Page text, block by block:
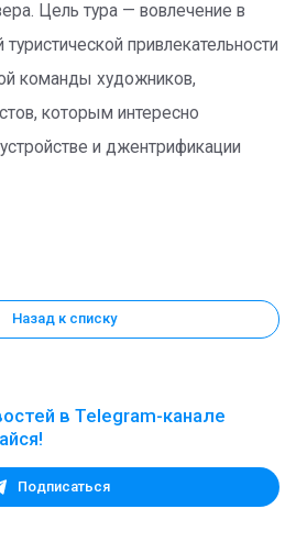
Цель тура — вовлечение в
привлекательности
команды художников,
которым интересно
и джентрификации
Назад к списку
в Telegram-канале
Подписаться